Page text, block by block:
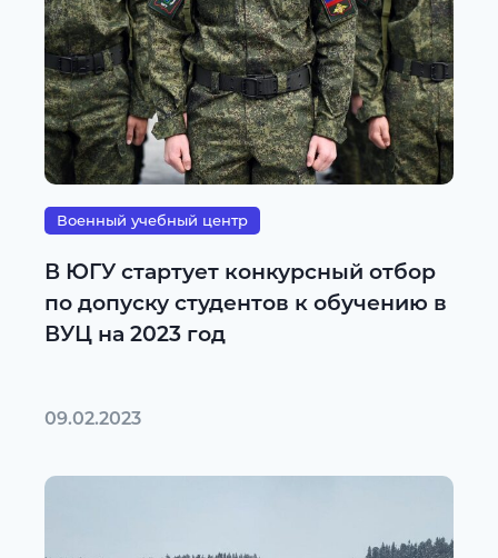
Военный учебный центр
В ЮГУ стартует конкурсный отбор
по допуску студентов к обучению в
ВУЦ на 2023 год
09.02.2023